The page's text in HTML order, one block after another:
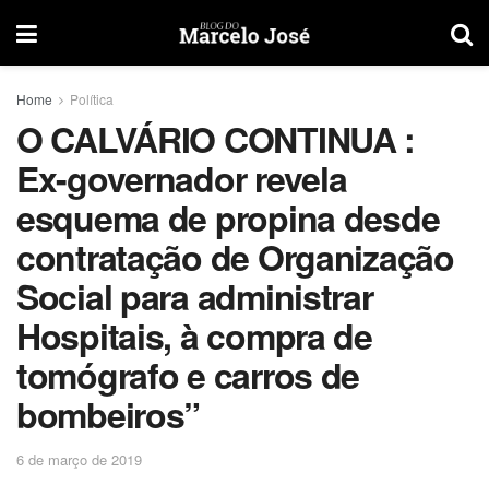
Home Política
O CALVÁRIO CONTINUA :
Ex-governador revela
esquema de propina desde
contratação de Organização
Social para administrar
Hospitais, à compra de
tomógrafo e carros de
bombeiros”
6 de março de 2019